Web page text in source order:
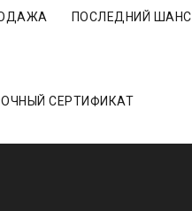
ПОСЛЕДНИЙ ШАНС
СЕРТИФИКАТ